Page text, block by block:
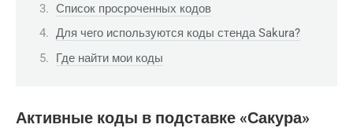
Список просроченных кодов
Для чего используются коды стенда Sakura?
Где найти мои коды
Активные коды в подставке «Сакура»